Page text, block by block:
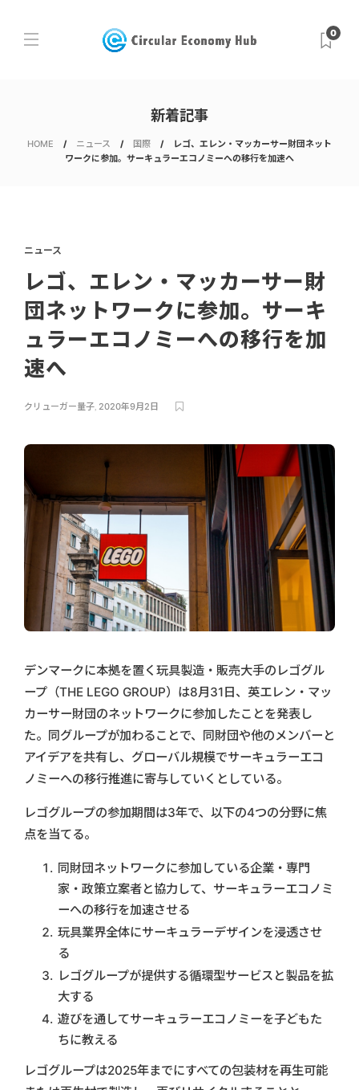
0
新着記事
HOME ニュース 国際
レゴ、エレン・マッカーサー財団ネット
ワークに参加。サーキュラーエコノミーへの移行を加速へ
ニュース
レゴ、エレン・マッカーサー財
団ネットワークに参加。サーキ
ュラーエコノミーへの移行を加
速へ
クリューガー量子, 2020年9月2日
デンマークに本拠を置く玩具製造・販売大手のレゴグル
ープ（THE LEGO GROUP）は8月31日、英エレン・マッ
カーサー財団のネットワークに参加したことを発表し
た。同グループが加わることで、同財団や他のメンバーと
アイデアを共有し、グローバル規模でサーキュラーエコ
ノミーへの移行推進に寄与していくとしている。
レゴグループの参加期間は3年で、以下の4つの分野に焦
点を当てる。
同財団ネットワークに参加している企業・専門
家・政策立案者と協力して、サーキュラーエコノミ
ーへの移行を加速させる
玩具業界全体にサーキュラーデザインを浸透させ
る
レゴグループが提供する循環型サービスと製品を拡
大する
遊びを通してサーキュラーエコノミーを子どもた
ちに教える
レゴグループは2025年までにすべての包装材を再生可能